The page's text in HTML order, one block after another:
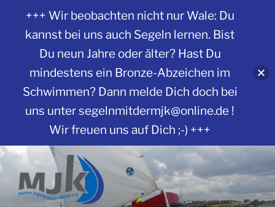
Zum
Inhalt
springen
+++ Wir beobachten nicht nur Wale: Du
kannst bei uns auch Segeln lernen. Bist
Du neun Jahre oder älter? Hast Du
mindestens ein Bronze-Abzeichen im
Schwimmen? Dann melde Dich doch bei
uns unter segelnmitdermjk@online.de !
Wir freuen uns auf Dich ;-) +++